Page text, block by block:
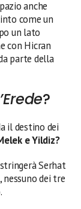
anche
come un
un lato
con Hicran
parte della
?
il destino dei
e Yildiz?
Serhat
dei tre